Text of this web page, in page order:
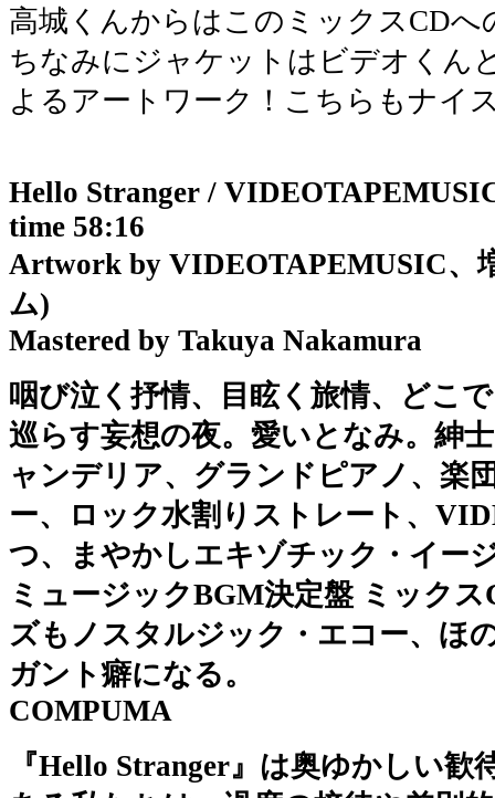
高城くんからはこのミックスCDへ
ちなみにジャケットはビデオくん
よるアートワーク！こちらもナイ
Hello Stranger /
time 58:16
Artwork by VIDEOTAPEMUSIC、
ム)
Mastered by Takuya Nakamura
咽び泣く抒情、目眩く旅情、どこ
巡らす妄想の夜。愛いとなみ。紳
ャンデリア、グランドピアノ、楽
ー、ロック水割りストレート、
つ、まやかしエキゾチック・イー
ミュージックBGM決定盤 ミック
ズもノスタルジック・エコー、ほ
ガント癖になる。
COMPUMA
『Hello Stranger』は奥ゆかしい